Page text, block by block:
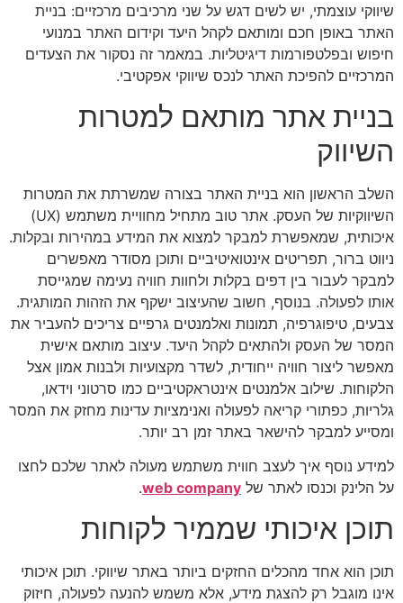
שיווקי עוצמתי, יש לשים דגש על שני מרכיבים מרכזיים: בניית
האתר באופן חכם ומותאם לקהל היעד וקידום האתר במנועי
חיפוש ובפלטפורמות דיגיטליות. במאמר זה נסקור את הצעדים
המרכזיים להפיכת האתר לנכס שיווקי אפקטיבי.
בניית אתר מותאם למטרות
השיווק
השלב הראשון הוא בניית האתר בצורה שמשרתת את המטרות
השיווקיות של העסק. אתר טוב מתחיל מחוויית משתמש (UX)
איכותית, שמאפשרת למבקר למצוא את המידע במהירות ובקלות.
ניווט ברור, תפריטים אינטואיטיביים ותוכן מסודר מאפשרים
למבקר לעבור בין דפים בקלות ולחוות חוויה נעימה שמגייסת
אותו לפעולה. בנוסף, חשוב שהעיצוב ישקף את הזהות המותגית.
צבעים, טיפוגרפיה, תמונות ואלמנטים גרפיים צריכים להעביר את
המסר של העסק ולהתאים לקהל היעד. עיצוב מותאם אישית
מאפשר ליצור חוויה ייחודית, לשדר מקצועיות ולבנות אמון אצל
הלקוחות. שילוב אלמנטים אינטראקטיביים כמו סרטוני וידאו,
גלריות, כפתורי קריאה לפעולה ואנימציות עדינות מחזק את המסר
ומסייע למבקר להישאר באתר זמן רב יותר.
למידע נוסף איך לעצב חווית משתמש מעולה לאתר שלכם לחצו
על הלינק וכנסו לאתר של web company
.
תוכן איכותי שממיר לקוחות
תוכן הוא אחד מהכלים החזקים ביותר באתר שיווקי. תוכן איכותי
אינו מוגבל רק להצגת מידע, אלא משמש להנעה לפעולה, חיזוק